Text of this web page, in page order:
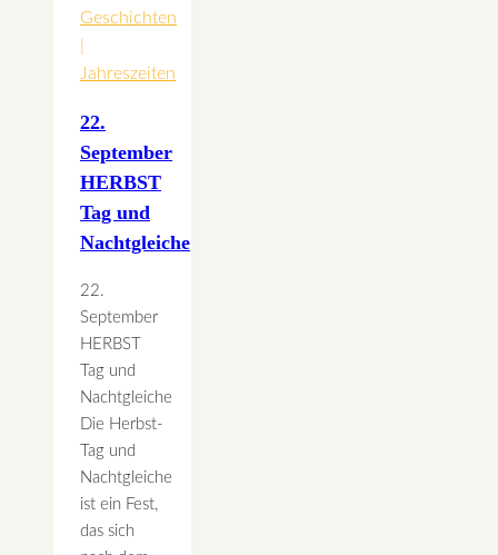
Geschichten
Jahreszeiten
22.
September
HERBST
Tag und
Nachtgleiche
22.
September
HERBST
Tag und
Nachtgleiche
Die Herbst-
Tag und
Nachtgleiche
ist ein Fest,
das sich